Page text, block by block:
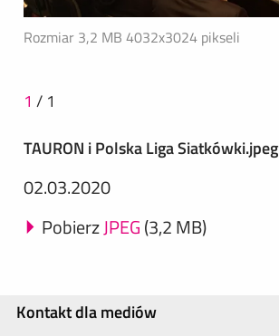
Rozmiar 3,2 MB 4032x3024 pikseli
1 / 1
TAURON i Polska Liga Siatkówki.jpeg
02.03.2020
PobierzJPEG(3,2 MB)
Kontakt dla mediów